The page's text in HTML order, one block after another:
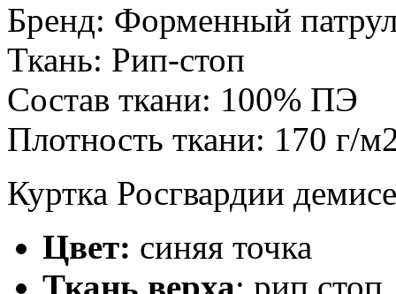
Бренд: Форменный
Ткань: Рип-стоп
Состав ткани: 100% ПЭ
Плотность ткани: 170 г/
Куртка Росгвардии
Цвет: синяя точка